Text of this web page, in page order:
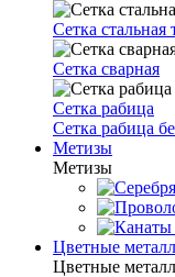
Сетка стальная
Сетка сварная
Сетка рабица
Сетка рабица
Метизы
Метизы
Цветные
Цветные